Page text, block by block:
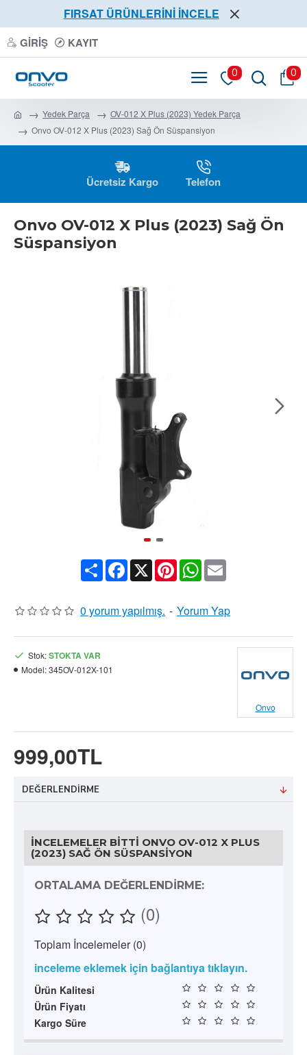
FIRSAT ÜRÜNLERİNİ İNCELE
GIRIŞ KAYIT
0 0
Yedek Parça
OV-012 X Plus (2023) Yedek Parça
Onvo OV-012 X Plus (2023) Sağ Ön Süspansiyon
Ücretsiz Kargo Telefon
Onvo OV-012 X Plus (2023) Sağ Ön
Süspansiyon
ShareFacebook
X PinterestWhatsApp
Email
0 yorum yapılmış. - Yorum Yap
999,00TL
Stok:STOKTA VAR
Model:345OV-012X-101
Onvo
DEĞERLENDIRME
İNCELEMELER BITTI ONVO OV-012 X PLUS
(2023) SAĞ ÖN SÜSPANSIYON
ORTALAMA DEĞERLENDIRME:
(0)
Toplam İncelemeler (0)
inceleme eklemek için bağlantıya tıklayın.
Ürün Kalitesi
Ürün Fiyatı
Kargo Süre